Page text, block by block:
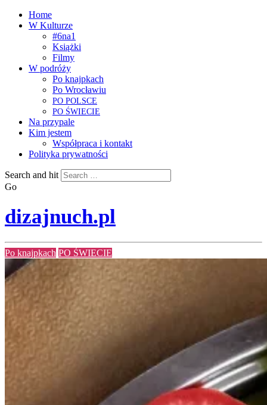
Home
W Kulturze
#6na1
Książki
Filmy
W podróży
Po knajpkach
Po Wrocławiu
PO POLSCE
PO ŚWIECIE
Na przypale
Kim jestem
Współpraca i kontakt
Polityka prywatności
Search and hit
Go
dizajnuch.pl
Po knajpkach PO ŚWIECIE